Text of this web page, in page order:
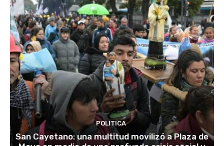
POLITICA
San Cayetano: una multitud movilizó a Plaza de